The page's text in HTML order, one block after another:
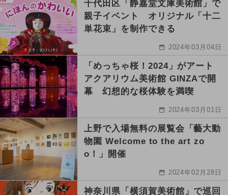
千代田区「静嘉堂文庫美術館」で
親子イベント オリジナル「十二
単花束」を制作できる
2024年03月04日
「めっちゃ桜！2024」がアート
アクアリウム美術館 GINZAで開
幕 幻想的な桜体験を満喫
2024年03月01日
上野で入場無料の展覧会「藝大動
物園 Welcome to the art zo
o！」開催
2024年02月28日
神奈川県「横須賀美術館」で巡回